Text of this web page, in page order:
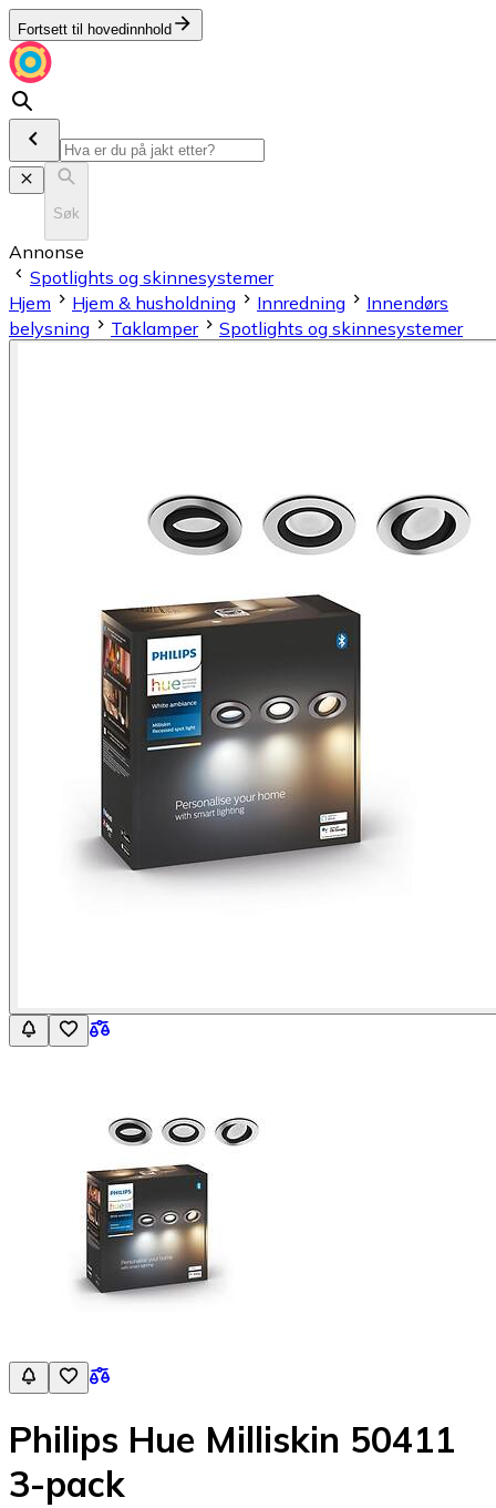
Fortsett til hovedinnhold
Søk
Annonse
Spotlights og skinnesystemer
Hjem
Hjem & husholdning Innredning
Innendørs
belysning
Taklamper Spotlights og skinnesystemer
Philips Hue Milliskin 50411
3-pack